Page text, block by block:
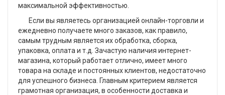
максимальной эффективностью.
Если вы являетесь организацией онлайн-торговли и
ежедневно получаете много заказов, как правило,
самым трудным является их обработка, сборка,
упаковка, оплата и т.д. Зачастую наличия интернет-
магазина, который работает отлично, имеет много
товара на складе и постоянных клиентов, недостаточно
для успешного бизнеса. Главным критерием является
грамотная организация, в особенности доставка и